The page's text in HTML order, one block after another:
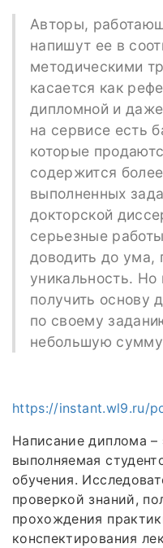
Авторы,
напишут ее в
методическими
касается как
дипломной и
на сервисе есть
которые
содержится
выполненных
докторской
серьезные
доводить до ума,
уникальность.
получить основу
по своему
небольшую
https://instant.wl9.ru/
Написание диплома –
выполняемая
обучения.
проверкой знаний,
прохождения
конспектирования